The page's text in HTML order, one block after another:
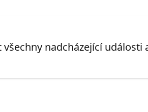
nadcházející události